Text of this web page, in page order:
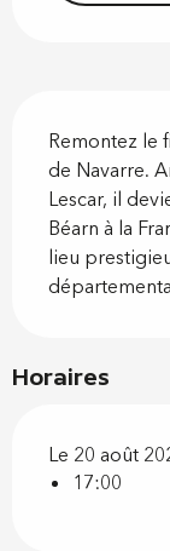
Remontez le
de Navarre.
Lescar, il
Béarn à la
lieu
Horaires
Le 20 août
17:00